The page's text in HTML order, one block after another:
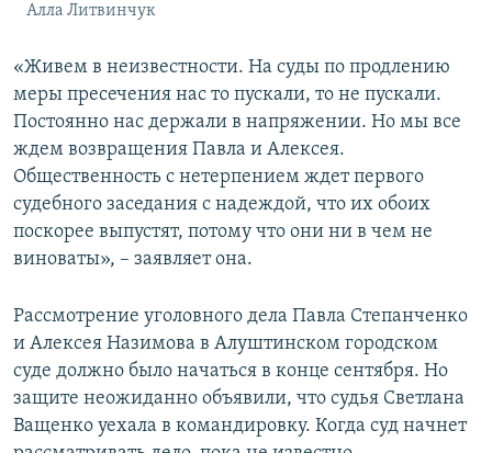
Алла Литвинчук
«Живем в неизвестности. На суды по продлению
меры пресечения нас то пускали, то не пускали.
Постоянно нас держали в напряжении. Но мы все
ждем возвращения Павла и Алексея.
Общественность с нетерпением ждет первого
судебного заседания с надеждой, что их обоих
поскорее выпустят, потому что они ни в чем не
виноваты», – заявляет она.
Рассмотрение уголовного дела Павла Степанченко
и Алексея Назимова в Алуштинском городском
суде должно было начаться в конце сентября. Но
защите неожиданно объявили, что судья Светлана
Ващенко уехала в командировку. Когда суд начнет